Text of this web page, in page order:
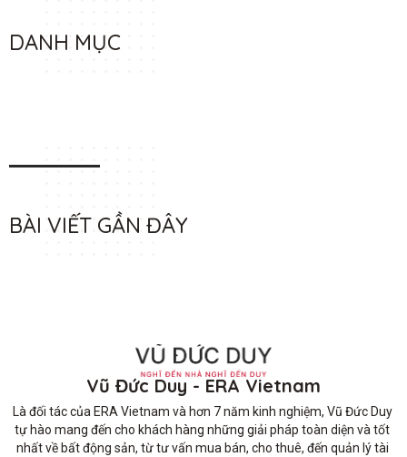
DANH MỤC
BÀI VIẾT GẦN ĐÂY
Vũ Đức Duy - ERA Vietnam
Là đối tác của ERA Vietnam và hơn 7 năm kinh nghiệm, Vũ Đức Duy
tự hào mang đến cho khách hàng những giải pháp toàn diện và tốt
nhất về bất động sản, từ tư vấn mua bán, cho thuê, đến quản lý tài